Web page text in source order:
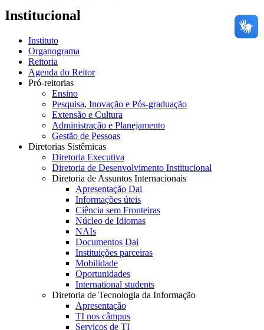
Institucional
Instituto
Organograma
Reitoria
Agenda do Reitor
Pró-reitorias
Ensino
Pesquisa, Inovação e Pós-graduação
Extensão e Cultura
Administração e Planejamento
Gestão de Pessoas
Diretorias Sistêmicas
Diretoria Executiva
Diretoria de Desenvolvimento Institucional
Diretoria de Assuntos Internacionais
Apresentação Dai
Informações úteis
Ciência sem Fronteiras
Núcleo de Idiomas
NAIs
Documentos Dai
Instituições parceiras
Mobilidade
Oportunidades
International students
Diretoria de Tecnologia da Informação
Apresentação
TI nos câmpus
Serviços de TI